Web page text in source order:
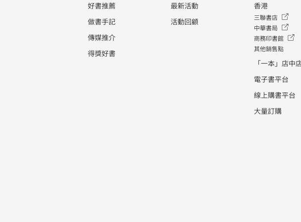
好書推薦
做書手記
傳媒推介
得獎好書
最新活動
活動回顧
香港
三聯書店
中華書局
商務印書館
其他銷售點
「一本」店中
電子書平台
線上購書平台
大量訂購